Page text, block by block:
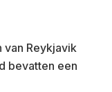
Reykjavik
bevatten een